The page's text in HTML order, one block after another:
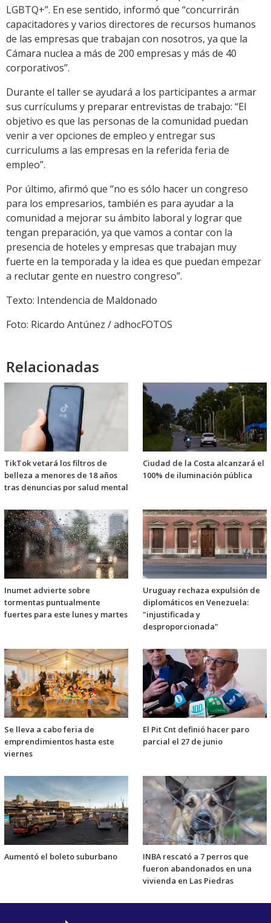
LGBTQ+”. En ese sentido, informó que “concurrirán
capacitadores y varios directores de recursos humanos
de las empresas que trabajan con nosotros, ya que la
Cámara nuclea a más de 200 empresas y más de 40
corporativos”.
Durante el taller se ayudará a los participantes a armar
sus currículums y preparar entrevistas de trabajo: “El
objetivo es que las personas de la comunidad puedan
venir a ver opciones de empleo y entregar sus
curriculums a las empresas en la referida feria de
empleo”.
Por último, afirmó que “no es sólo hacer un congreso
para los empresarios, también es para ayudar a la
comunidad a mejorar su ámbito laboral y lograr que
tengan preparación, ya que vamos a contar con la
presencia de hoteles y empresas que trabajan muy
fuerte en la temporada y la idea es que puedan empezar
a reclutar gente en nuestro congreso”.
Texto: Intendencia de Maldonado
Foto: Ricardo Antúnez / adhocFOTOS
Relacionadas
TikTok vetará los filtros de
belleza a menores de 18 años
tras denuncias por salud mental
Ciudad de la Costa alcanzará el
100% de iluminación pública
Inumet advierte sobre
tormentas puntualmente
fuertes para este lunes y martes
Uruguay rechaza expulsión de
diplomáticos en Venezuela:
"injustificada y
desproporcionada"
Se lleva a cabo feria de
emprendimientos hasta este
viernes
El Pit Cnt definió hacer paro
parcial el 27 de junio
Aumentó el boleto suburbano
INBA rescató a 7 perros que
fueron abandonados en una
vivienda en Las Piedras